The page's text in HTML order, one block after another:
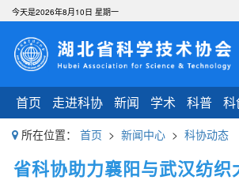
首页 走进科协 新闻 学术 科普 科
今天是2026年8月10日 星期一
所在位置： 首页 > 新闻中心 > 科协动态
省科协助力襄阳与武汉纺织